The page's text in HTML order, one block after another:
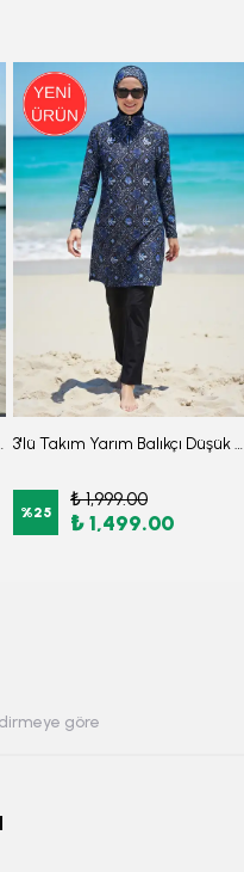
Tesettür Mayo D48 3'lü Takım Yarım Balıkçı Düşük Omuz Yarasakol Likralı Kumaş Burkini Tesettür Mayo D32
%25
₺ 1,999.00
₺ 1,499.00
göre